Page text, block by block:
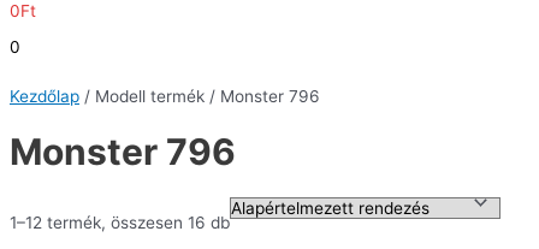
0Ft
0
Kezdőlap / Modell termék / Monster 796
Monster 796
1–12 termék, összesen 16 db